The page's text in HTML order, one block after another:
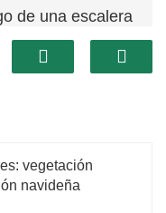
de una escalera
natural
vegetación
navideña